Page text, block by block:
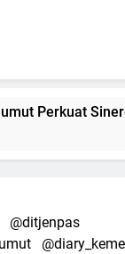
Perkuat
@ditjenpas